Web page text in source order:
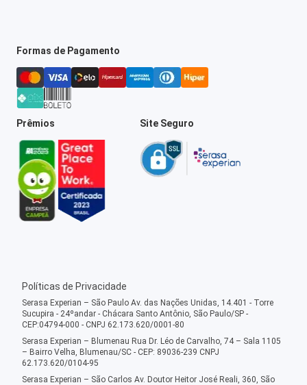
Formas de Pagamento
Prêmios Site Seguro
Políticas de Privacidade
Serasa Experian – São Paulo Av. das Nações Unidas, 14.401 - Torre
Sucupira - 24ºandar - Chácara Santo Antônio, São Paulo/SP -
CEP:04794-000 - CNPJ 62.173.620/0001-80
Serasa Experian – Blumenau Rua Dr. Léo de Carvalho, 74 – Sala 1105
– Bairro Velha, Blumenau/SC - CEP: 89036-239 CNPJ
62.173.620/0104-95
Serasa Experian – São Carlos Av. Doutor Heitor José Reali, 360, São